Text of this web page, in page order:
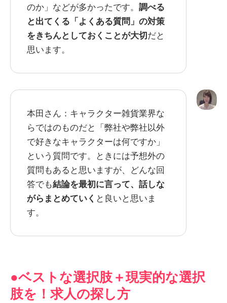
のか」などが多かったです。 調べる
と出てくる「よくある質問」の対策
をきちんとしておくことが大切だと
思います。
本田さん：キャラクター雑貨業界な
らではのものだと「弊社や弊社以外
で好きなキャラクターは何ですか」
という質問です。ときには予想外の
質問もあると思いますが、どんな回
答でも結論を最初に言って、話しな
がらまとめていく と良いと思いま
す。
●ベストな選択肢＋現実的な選択
肢を！求人の探し方